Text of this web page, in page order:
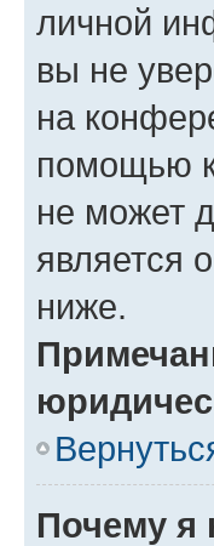
личной
вы не
на
помощью
не может
является
ниже.
Почему я